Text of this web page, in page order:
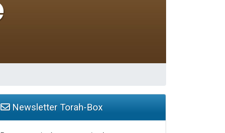
Newsletter Torah-Box